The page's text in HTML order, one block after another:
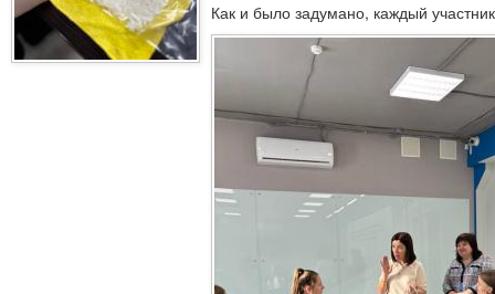
Как и было задумано, каждый